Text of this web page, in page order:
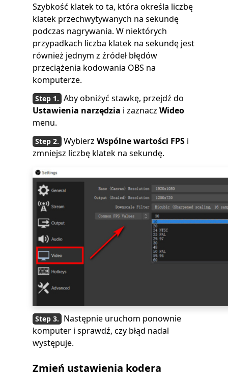
Szybkość klatek to ta, która określa liczbę
klatek przechwytywanych na sekundę
podczas nagrywania. W niektórych
przypadkach liczba klatek na sekundę jest
również jednym z źródeł błędów
przeciążenia kodowania OBS na
komputerze.
Aby obniżyć stawkę, przejdź do
Ustawienia narzędzia i zaznacz Wideo
menu.
Wybierz Wspólne wartości FPS i
zmniejsz liczbę klatek na sekundę.
Następnie uruchom ponownie
komputer i sprawdź, czy błąd nadal
występuje.
Zmień ustawienia kodera